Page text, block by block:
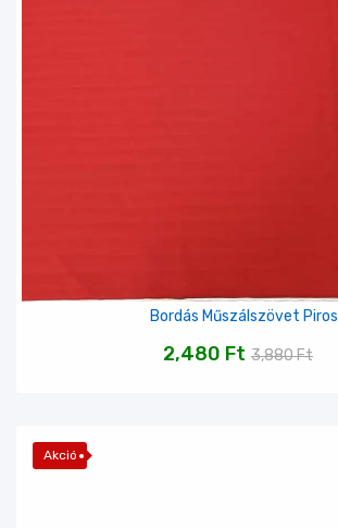
Bordás Műszálszövet Piros
3,880Ft
2,480 Ft
Akció